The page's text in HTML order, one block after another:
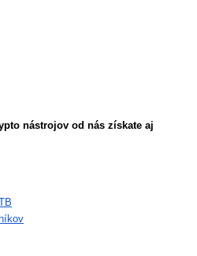
nástrojov od nás získate aj